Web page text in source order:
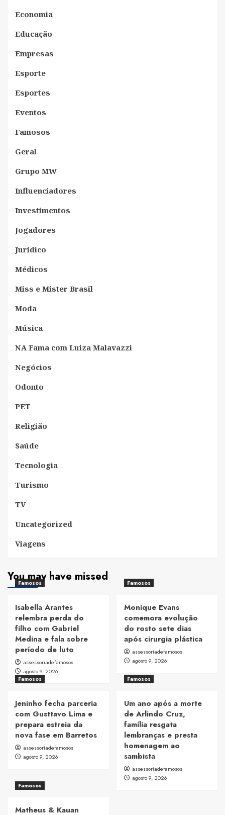
Economia
Educação
Empresas
Esporte
Esportes
Eventos
Famosos
Geral
Grupo MW
Influenciadores
Investimentos
Jogadores
Jurídico
Médicos
Miss e Mister Brasil
Moda
Música
NA Fama com Luiza Malavazzi
Negócios
Odonto
PET
Religião
Saúde
Tecnologia
Turismo
TV
Uncategorized
Viagens
You may have missed
Famosos
Isabella Arantes
relembra perda do
filho com Gabriel
Medina e fala sobre
período de luto
assessoriadefamosos
agosto 9, 2026
Famosos
Monique Evans
comemora evolução
do rosto sete dias
após cirurgia plástica
assessoriadefamosos
agosto 9, 2026
Famosos
Jeninho fecha parceria
com Gusttavo Lima e
prepara estreia da
nova fase em Barretos
assessoriadefamosos
agosto 9, 2026
Famosos
Um ano após a morte
de Arlindo Cruz,
família resgata
lembranças e presta
homenagem ao
sambista
assessoriadefamosos
agosto 9, 2026
Famosos
Matheus & Kauan